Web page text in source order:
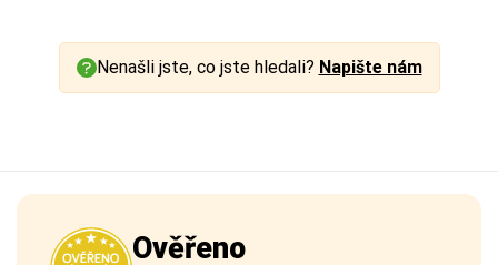
Nenašli jste, co jste hledali? Napište nám
Ověřeno